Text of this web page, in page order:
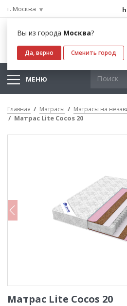
г. Москва
Вы из города Москва?
Да, верно Сменить город
МЕНЮ
Главная Матрасы Матрасы на
Матрас Lite Cocos 20
Матрас Lite Cocos 20